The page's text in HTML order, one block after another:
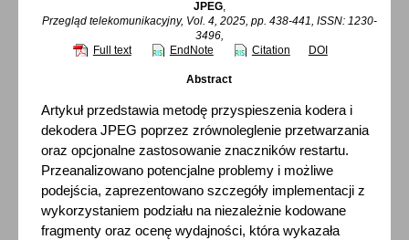
JPEG,
Przegląd telekomunikacyjny, Vol. 4, 2025, pp. 438-441, ISSN: 1230-
3496,
Full text
EndNote Citation DOI
Abstract
Artykuł przedstawia metodę przyspieszenia kodera i
dekodera JPEG poprzez zrównoleglenie przetwarzania
oraz opcjonalne zastosowanie znaczników restartu.
Przeanalizowano potencjalne problemy i możliwe
podejścia, zaprezentowano szczegóły implementacji z
wykorzystaniem podziału na niezależnie kodowane
fragmenty oraz ocenę wydajności, która wykazała